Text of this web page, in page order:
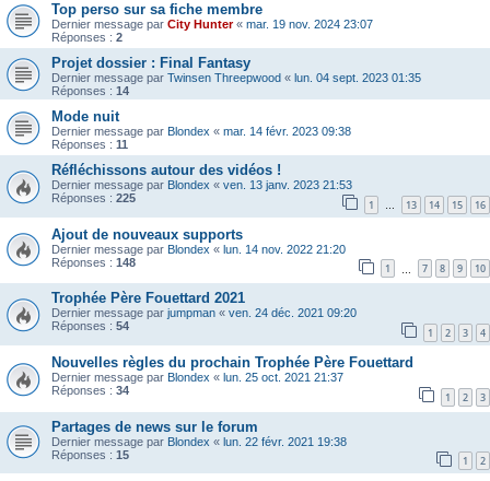
Top perso sur sa fiche membre
Dernier message par City Hunter« mar. 19 nov. 2024 23:07
Réponses : 2
Projet dossier : Final Fantasy
Dernier message par Twinsen Threepwood « lun. 04 sept. 2023 01:35
Réponses : 14
Mode nuit
Dernier message par Blondex « mar. 14 févr. 2023 09:38
Réponses : 11
Réfléchissons autour des vidéos !
Dernier message par Blondex « ven. 13 janv. 2023 21:53
Réponses : 225 1 … 13 14 15 16
Ajout de nouveaux supports
Dernier message par Blondex « lun. 14 nov. 2022 21:20
Réponses : 148 1 7 8 9 10
Trophée Père Fouettard 2021
Dernier message par jumpman « ven. 24 déc. 2021 09:20
Réponses : 54 1 2 3 4
Nouvelles règles du prochain Trophée Père Fouettard
Dernier message par Blondex « lun. 25 oct. 2021 21:37
Réponses : 34 1 2 3
Partages de news sur le forum
Dernier message par Blondex « lun. 22 févr. 2021 19:38
Réponses : 15 1 2